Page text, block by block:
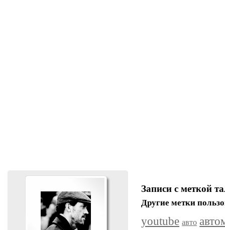
Записи с меткой
Другие метки
youtube авто